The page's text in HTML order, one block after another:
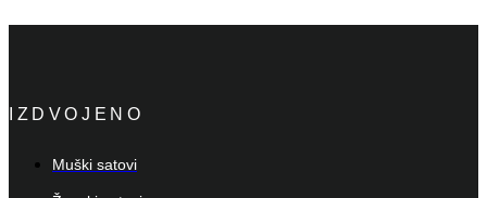
IZDVOJENO
Muški satovi